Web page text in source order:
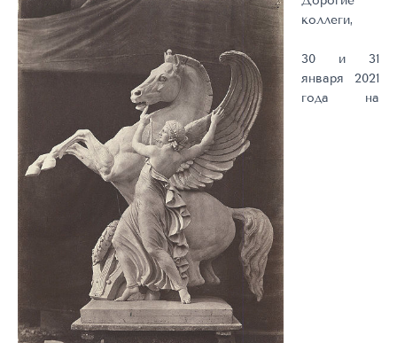
коллеги,
30 и 31
января 2021
года на